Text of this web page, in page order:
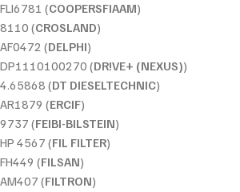
FLI6781 (COOPERSFIAAM)
8110 (CROSLAND)
AF0472 (DELPHI)
DP1110100270 (DR!VE+ (NEXUS))
4.65868 (DT DIESELTECHNIC)
AR1879 (ERCIF)
9737 (FEIBI-BILSTEIN)
HP 4567 (FIL FILTER)
FH449 (FILSAN)
AM407 (FILTRON)